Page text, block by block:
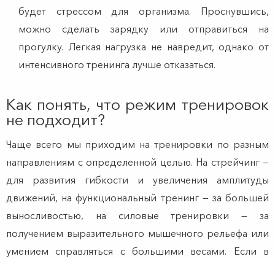
будет стрессом для организма. Проснувшись,
можно сделать зарядку или отправиться на
прогулку. Легкая нагрузка не навредит, однако от
интенсивного тренинга лучше отказаться.
Как понять, что режим тренировок
не подходит?
Чаще всего мы приходим на тренировки по разным
направлениям с определенной целью. На стрейчинг —
для развития гибкости и увеличения амплитуды
движений, на функциональный тренинг — за большей
выносливостью, на силовые тренировки — за
получением выразительного мышечного рельефа или
умением справляться с большими весами. Если в